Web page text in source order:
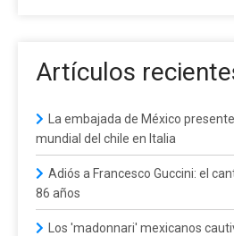
Artículos
La embajada de México
mundial del chile en Italia
Adiós a Francesco Guccini: el
86 años
Los 'madonnari' mexicanos